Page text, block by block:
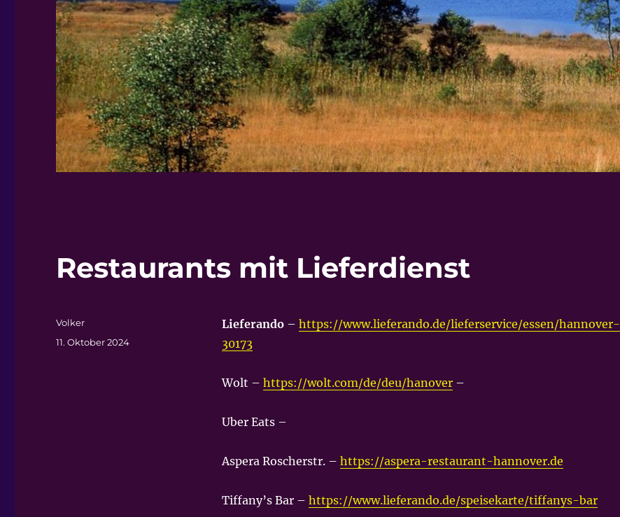
Restaurants mit Lieferdienst
Lieferando– https://www.lieferando.de/lieferservice/essen/hannover-
30173
Wolt – https://wolt.com/de/deu/hanover–
Uber Eats –
Aspera Roscherstr. – https://aspera-restaurant-hannover.de
Tiffany’s Bar – https://www.lieferando.de/speisekarte/tiffanys-bar
Autor
Volker
Veröffentlicht
11. Oktober 2024